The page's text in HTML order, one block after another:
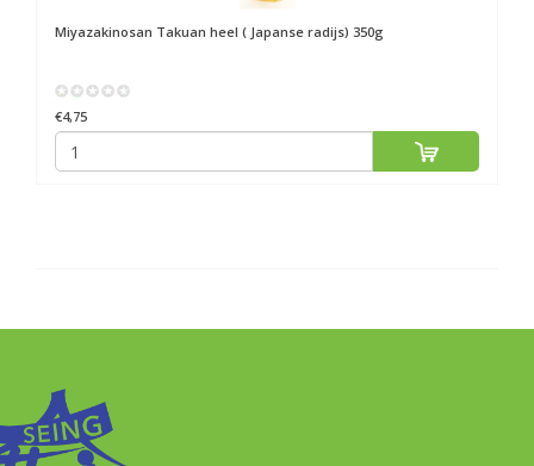
Miyazakinosan Takuan heel ( Japanse radijs) 350g
€4,75